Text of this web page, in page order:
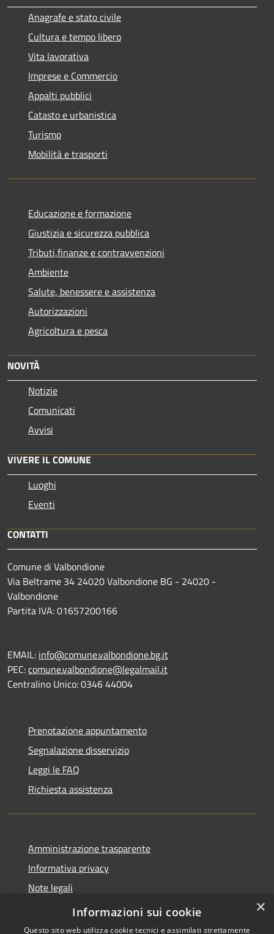
Anagrafe e stato civile
Cultura e tempo libero
Vita lavorativa
Imprese e Commercio
Appalti pubblici
Catasto e urbanistica
Turismo
Mobilità e trasporti
Educazione e formazione
Giustizia e sicurezza pubblica
Tributi,finanze e contravvenzioni
Ambiente
Salute, benessere e assistenza
Autorizzazioni
Agricoltura e pesca
NOVITÀ
Notizie
Comunicati
Avvisi
VIVERE IL COMUNE
Luoghi
Eventi
CONTATTI
Comune di Valbondione
Via Beltrame 34 24020 Valbondione BG - 24020 -
Valbondione
Partita IVA: 01657200166
EMAIL: info@comune.valbondione.bg.it
PEC:comune.valbondione@legalmail.it
Centralino Unico: 0346 44004
Prenotazione appuntamento
Segnalazione disservizio
Leggi le FAQ
Richiesta assistenza
Amministrazione trasparente
Informativa privacy
Note legali
Dichiarazione di accessibilità
×
Informazioni sui cookie
Questo sito web utilizza cookie tecnici e assimilati strettamente